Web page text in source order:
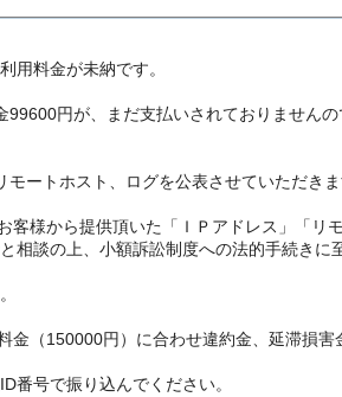
用料金が未納です。
円が、まだ支払いされておりませんの
モートホスト、ログを公表させていただき
様から提供頂いた「ＩＰアドレス」「リ
相談の上、小額訴訟制度への法的手続きに
（150000円）に合わせ違約金、延滞損害
番号で振り込んでください。